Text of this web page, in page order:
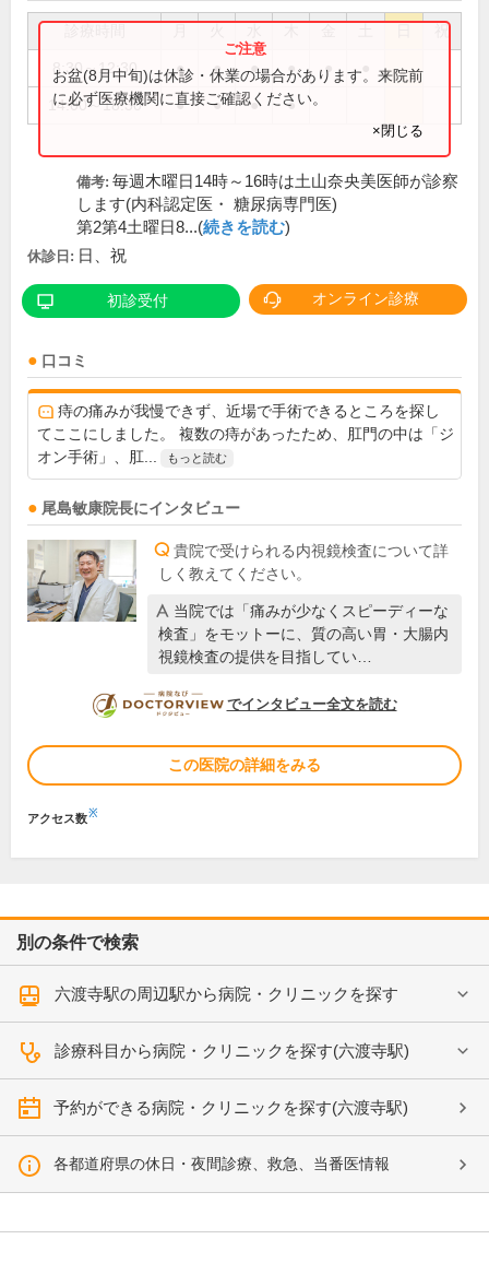
祝
8:30～12:30 ● ● ● ● ●
14:00～18:30 ● ● ● ●
お盆(8月中旬)は休診・休業の場合があります。来院前
に必ず医療機関に直接ご確認ください。
×閉じる
備考: 毎週木曜日14時～16時は土山奈央美医師が診察
します(内科認定医・ 糖尿病専門医)
第2第4土曜日8...(続きを読む)
休診日: 日、祝
初診受付 オンライン診療
口コミ
痔の痛みが我慢できず、近場で手術できるところを探し
てここにしました。 複数の痔があったため、肛門の中は「ジ
オン手術」、肛...
もっと読む
尾島敏康院長にインタビュー
貴院で受けられる内視鏡検査について詳
しく教えてください。
当院では「痛みが少なくスピーディーな
検査」をモットーに、質の高い胃・大腸内
視鏡検査の提供を目指してい…
DOCTORVIEW
でインタビュー全文を読む
この医院の詳細をみる
アクセス数※
別の条件で検索
六渡寺駅の周辺駅から病院・クリニックを探す
診療科目から病院・クリニックを探す(六渡寺駅)
予約ができる病院・クリニックを探す(六渡寺駅)
各都道府県の休日・夜間診療、救急、当番医情報